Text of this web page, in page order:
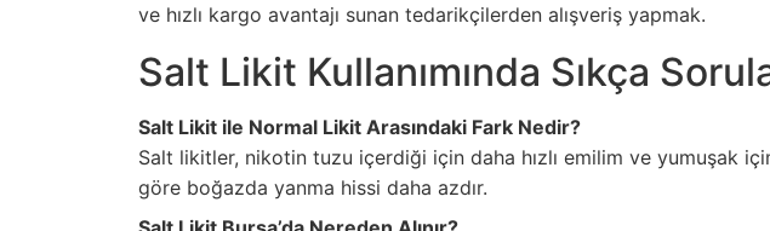
ve hızlı kargo avantajı sunan tedarikçilerden alışveriş yapmak.
Salt Likit Kullanımında Sıkça
Salt Likit ile Normal Likit Arasındaki Fark Nedir?
Salt likitler, nikotin tuzu içerdiği için daha hızlı emilim ve yumuşak
göre boğazda yanma hissi daha azdır.